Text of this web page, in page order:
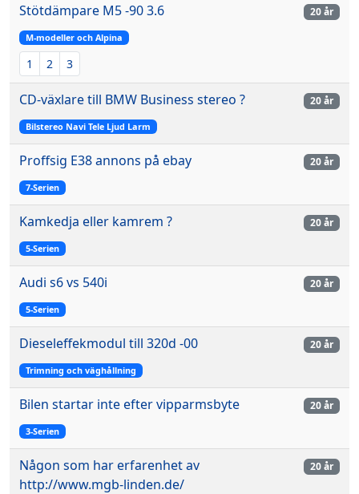
Stötdämpare M5 -90 3.6
M-modeller och Alpina
1 2 3
20 år
CD-växlare till BMW Business stereo ?
Bilstereo Navi Tele Ljud Larm
20 år
Proffsig E38 annons på ebay
7-Serien
20 år
Kamkedja eller kamrem ?
5-Serien
20 år
Audi s6 vs 540i
5-Serien
20 år
Dieseleffekmodul till 320d -00
Trimning och väghållning
20 år
Bilen startar inte efter vipparmsbyte
3-Serien
20 år
Någon som har erfarenhet av
http://www.mgb-linden.de/
20 år